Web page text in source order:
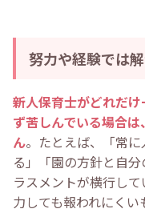
努力や経験では
新人保育士がどれだけ
ず苦しんでいる場合は
ん。たとえば、「常に
る」「園の方針と自分
ラスメントが横行して
力しても報われにくい